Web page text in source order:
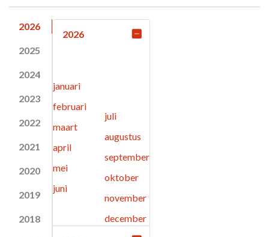
2026
2025
2024
2023
2022
2021
2020
2019
2018
2026
januari
februari
maart
april
mei
juni
juli
augustus
september
oktober
november
december